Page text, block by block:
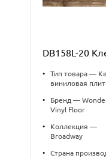
DB158L-20
•
Тип товара —
виниловая
•
Бренд —
Vinyl Floor
•
Коллекция —
Broadway
•
Страна